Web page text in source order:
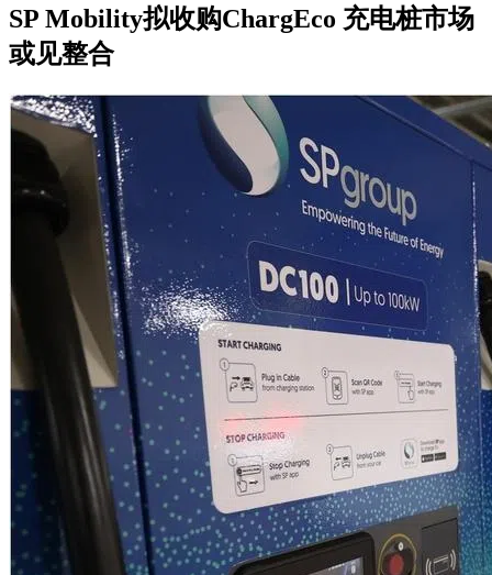
SP Mobility拟收购ChargEco 充电桩市场
或见整合